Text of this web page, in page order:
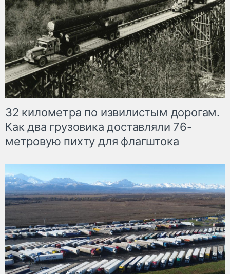
32 километра по извилистым дорогам.
Как два грузовика доставляли 76-
метровую пихту для флагштока